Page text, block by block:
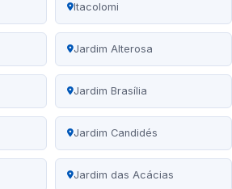
Itacolomi
Jardim Alterosa
Jardim Brasília
Jardim Candidés
Jardim das Acácias